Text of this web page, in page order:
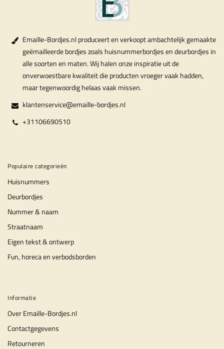
Emaille-Bordjes.nl produceert en verkoopt ambachtelijk gemaakte
geëmailleerde bordjes zoals huisnummerbordjes en deurbordjes in
alle soorten en maten. Wij halen onze inspiratie uit de
onverwoestbare kwaliteit die producten vroeger vaak hadden,
maar tegenwoordig helaas vaak missen.
klantenservice@emaille-bordjes.nl
+31106690510
Populaire categorieën
Huisnummers
Deurbordjes
Nummer & naam
Straatnaam
Eigen tekst & ontwerp
Fun, horeca en verbodsborden
Informatie
Over Emaille-Bordjes.nl
Contactgegevens
Retourneren